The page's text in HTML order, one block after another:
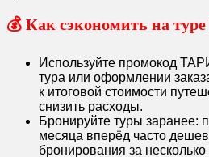
💰 Как сэкономить на
Используйте промокод
тура или оформлении
к итоговой стоимости
снизить расходы.
Бронируйте туры заранее:
месяца вперёд часто
бронирования за